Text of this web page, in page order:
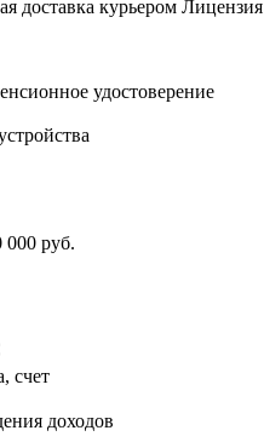
доставка курьером
удостоверение
000 руб.
счет
доходов